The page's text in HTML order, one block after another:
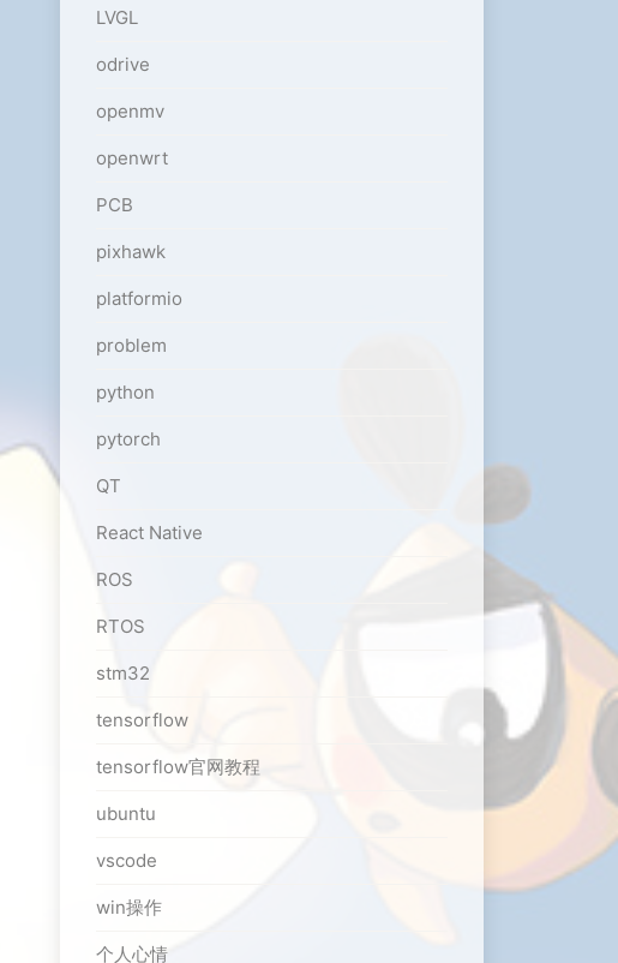
LVGL
odrive
openmv
openwrt
PCB
pixhawk
platformio
problem
python
pytorch
QT
React Native
ROS
RTOS
stm32
tensorflow
tensorflow官网教程
ubuntu
vscode
win操作
个人心情